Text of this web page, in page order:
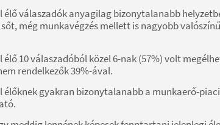
élő válaszadók anyagilag bizonytalanabb
még munkavégzés mellett is nagyobb
10 válaszadóból közel 6-nak (57%) volt
rendelkezők 39%-ával.
élőknek gyakran bizonytalanabb a munkaerő-